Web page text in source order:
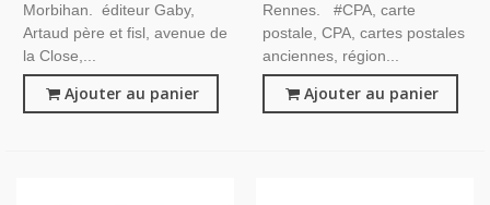
Morbihan. éditeur Gaby,
Artaud père et fisl, avenue de
la Close,...
Ajouter au panier
Rennes. #CPA, carte
postale, CPA, cartes postales
anciennes, région...
Ajouter au panier